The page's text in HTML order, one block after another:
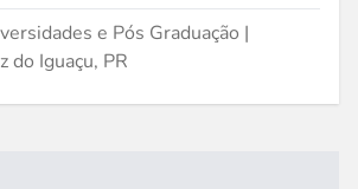
e Pós Graduação |
do Iguaçu, PR